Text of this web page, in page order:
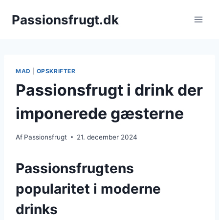
Passionsfrugt.dk
MAD OPSKRIFTER
Passionsfrugt i drink der
imponerede gæsterne
Af Passionsfrugt 21. december 2024
Passionsfrugtens
popularitet i moderne
drinks